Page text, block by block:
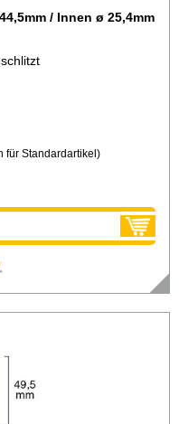
/ Innen ø 25,4mm
für Standardartikel )